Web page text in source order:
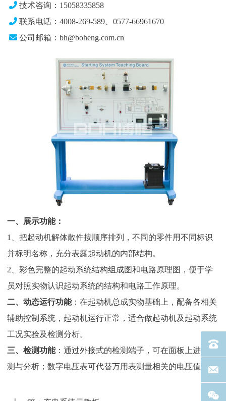
技术咨询：15058335858
联系电话：4008-269-589、0577-66961670
公司邮箱：bh@boheng.com.cn
一、展示功能：
1、把起动机解体散件按顺序排列，不同的零件用不同标识
并标明名称，充分表露起动机的内部结构。
2、彩色完整的起动系统结构组成图和电路原理图，便于学
员对照实物认识起动系统的结构和电路工作原理。
二、动态运行功能：在起动机总成实物基础上，配备各相关
辅助控制系统，起动机运行正常，适合做起动机及起动系统
工况实验及检测分析。
三、检测功能：通过外接式的检测端子，可在面板上进行检
测与分析；数字电压表可代替万用表测量相关的电压值。
电话
联系